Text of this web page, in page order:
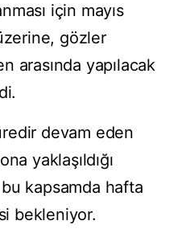
için mayıs
gözler
arasında yapılacak
devam eden
yaklaşıldığı
kapsamda hafta
bekleniyor.